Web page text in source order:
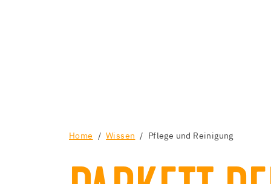
Home Wissen Pflege und Reinigung